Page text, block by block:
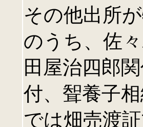
その他出所
のうち、佐
田屋治四郎
付、聟養子
では畑売渡